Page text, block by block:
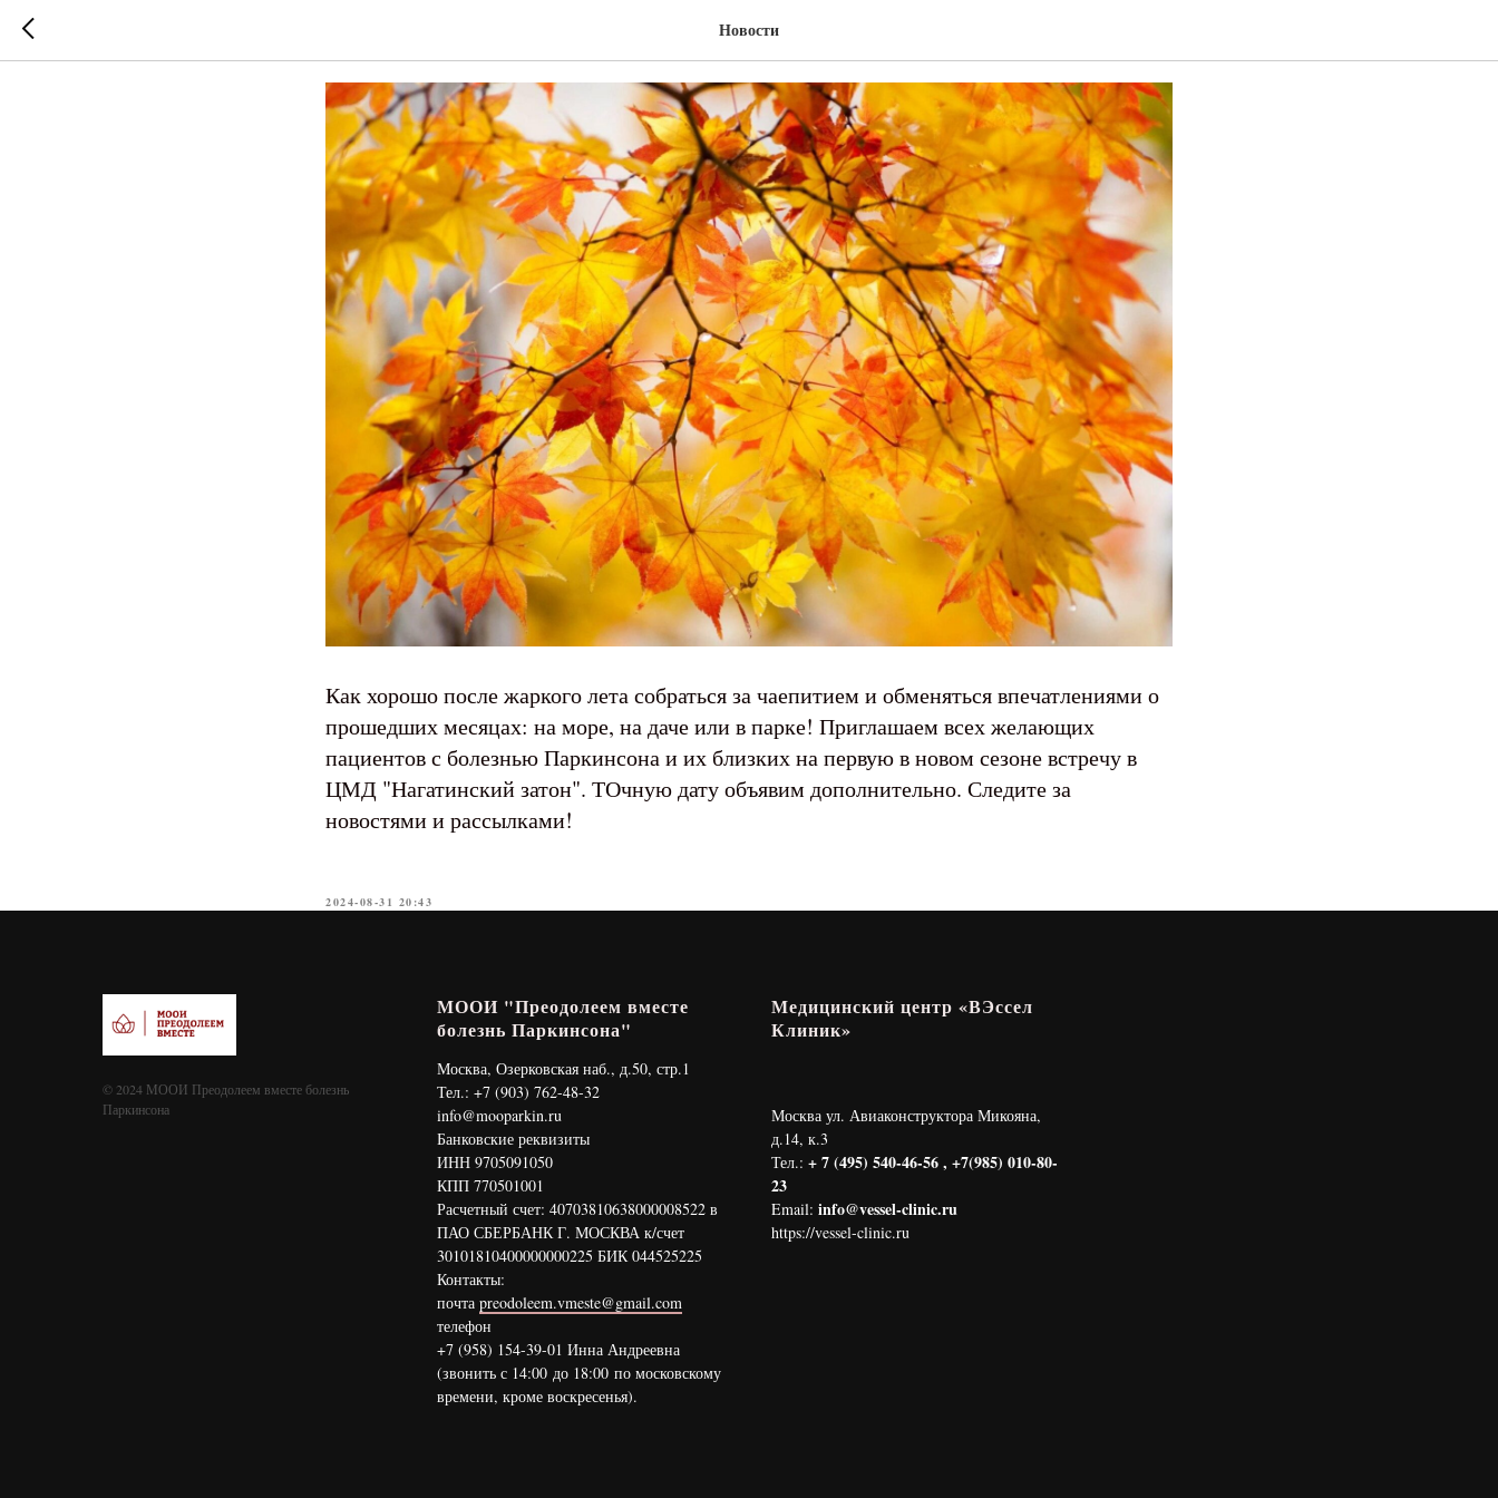
Новости
Как хорошо после жаркого лета собраться за чаепитием и обменяться впечатлениями о
прошедших месяцах: на море, на даче или в парке! Приглашаем всех желающих
пациентов с болезнью Паркинсона и их близких на первую в новом сезоне встречу в
ЦМД "Нагатинский затон". ТОчную дату объявим дополнительно. Следите за
новостями и рассылками!
2024-08-31 20:43
© 2024 МООИ Преодолеем вместе болезнь
Паркинсона
МООИ "Преодолеем вместе
болезнь Паркинсона"
Москва, Озерковская наб., д.50, стр.1
Тел.: +7 (903) 762-48-32
info@mooparkin.ru
Банковские реквизиты
ИНН 9705091050
КПП 770501001
Расчетный счет: 40703810638000008522 в
ПАО СБЕРБАНК Г. МОСКВА к/счет
30101810400000000225 БИК 044525225
Контакты:
почта preodoleem.vmeste@gmail.com
телефон
+7 (958) 154-39-01 Инна Андреевна
(звонить с 14:00 до 18:00 по московскому
времени, кроме воскресенья).
Медицинский центр «ВЭссел
Клиник»
Москва ул. Авиаконструктора Микояна,
д.14, к.3
Тел.: + 7 (495) 540-46-56 , +7(985) 010-80-
23
Email: info@vessel-clinic.ru
https://vessel-clinic.ru